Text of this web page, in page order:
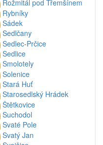
Rožmitál pod Třemšínem
Rybníky
Sádek
Sedlčany
Sedlec-Prčice
Sedlice
Smolotely
Solenice
Stará Huť
Starosedlský Hrádek
Štětkovice
Suchodol
Svaté Pole
Svatý Jan